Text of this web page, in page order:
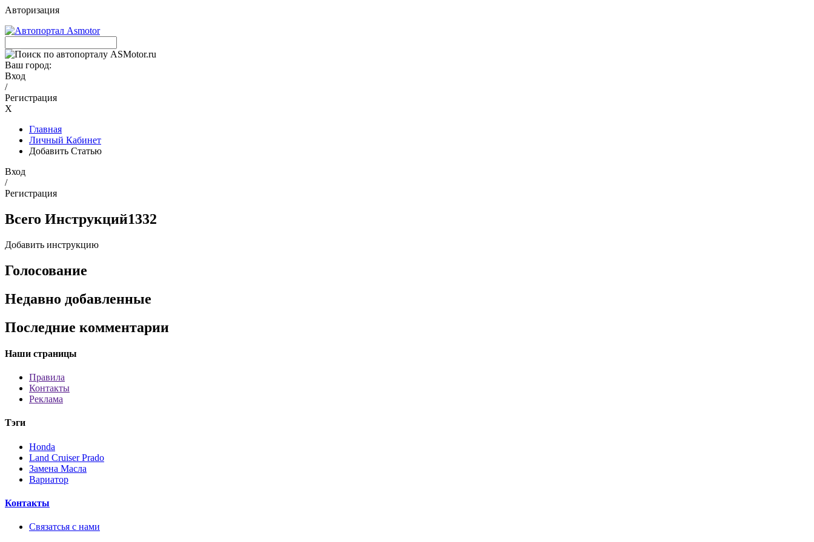
Авторизация
Ваш город:
Вход
/
Регистрация
X
Главная
Личный Кабинет
Добавить Статью
Вход
/
Регистрация
Всего Инструкций1332
Добавить инструкцию
Голосование
Недавно добавленные
Последние комментарии
Наши страницы
Правила
Контакты
Реклама
Тэги
Honda
Land Cruiser Prado
Замена Масла
Вариатор
Контакты
Связатсья с нами